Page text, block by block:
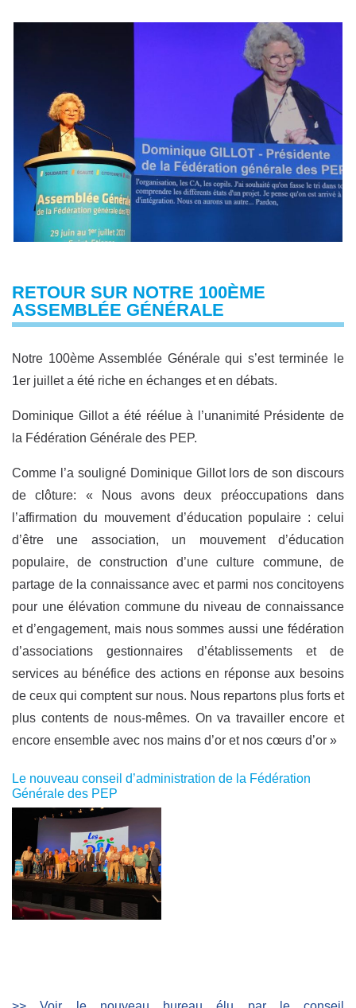
RETOUR SUR NOTRE 100ÈME
ASSEMBLÉE GÉNÉRALE
Notre 100ème Assemblée Générale qui s’est terminée le
1er juillet a été riche en échanges et en débats.
Dominique Gillot a été réélue à l’unanimité Présidente de
la Fédération Générale des PEP.
Comme l’a souligné Dominique Gillot lors de son discours
de clôture: « Nous avons deux préoccupations dans
l’affirmation du mouvement d’éducation populaire : celui
d’être une association, un mouvement d’éducation
populaire, de construction d’une culture commune, de
partage de la connaissance avec et parmi nos concitoyens
pour une élévation commune du niveau de connaissance
et d’engagement, mais nous sommes aussi une fédération
d’associations gestionnaires d’établissements et de
services au bénéfice des actions en réponse aux besoins
de ceux qui comptent sur nous. Nous repartons plus forts et
plus contents de nous-mêmes. On va travailler encore et
encore ensemble avec nos mains d’or et nos cœurs d’or »
Le nouveau conseil d’administration de la Fédération
Générale des PEP